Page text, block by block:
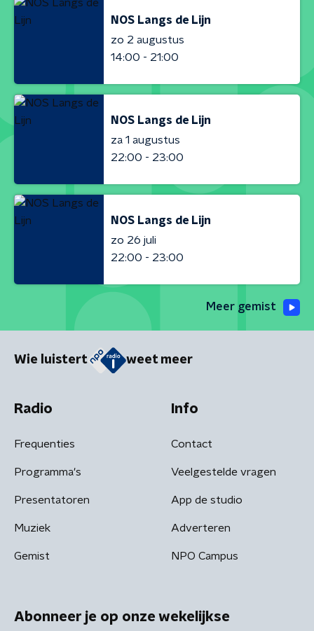
NOS Langs de Lijn
zo 2 augustus
14:00 - 21:00
NOS Langs de Lijn
za 1 augustus
22:00 - 23:00
NOS Langs de Lijn
zo 26 juli
22:00 - 23:00
Meer gemist
Wie luistert weet meer
Radio
Frequenties
Programma's
Presentatoren
Muziek
Gemist
Info
Contact
Veelgestelde vragen
App de studio
Adverteren
NPO Campus
Abonneer je op onze wekelijkse